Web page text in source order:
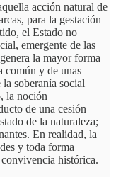
acción natural de
para la gestación
el Estado no
emergente de las
la mayor forma
común y de unas
soberanía social
la noción
de una cesión
de la naturaleza;
En realidad, la
y toda forma
histórica.